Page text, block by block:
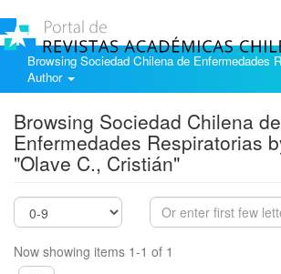
Browsing Sociedad Chilena de Enfermedades
Author
Browsing Sociedad Chilena de
Enfermedades Respiratorias
"Olave C., Cristián"
Now showing items 1-1 of 1